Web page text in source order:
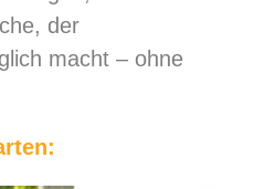
der
macht – ohne